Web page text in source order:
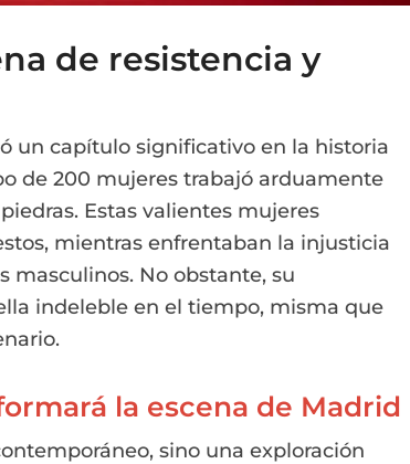
de resistencia y
un capítulo significativo en la historia
de 200 mujeres trabajó arduamente
Estas valientes mujeres
mientras enfrentaban la injusticia
masculinos. No obstante, su
indeleble en el tiempo, misma que
la escena de Madrid
sino una exploración